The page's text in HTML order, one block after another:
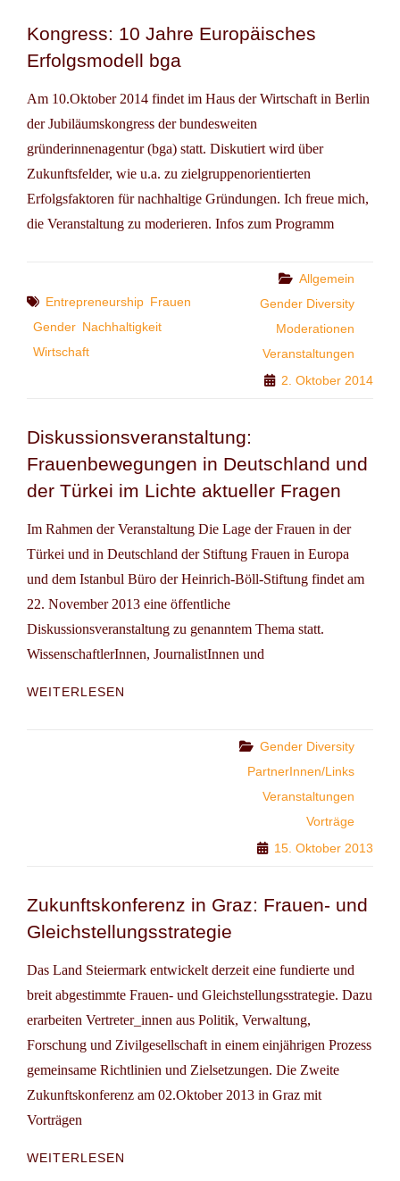
Kongress: 10 Jahre Europäisches
Erfolgsmodell bga
Am 10.Oktober 2014 findet im Haus der Wirtschaft in Berlin
der Jubiläumskongress der bundesweiten
gründerinnenagentur (bga) statt. Diskutiert wird über
Zukunftsfelder, wie u.a. zu zielgruppenorientierten
Erfolgsfaktoren für nachhaltige Gründungen. Ich freue mich,
die Veranstaltung zu moderieren. Infos zum Programm
Tags
Entrepreneurship Frauen
Gender Nachhaltigkeit
Wirtschaft
Categories
Allgemein
Gender Diversity
Moderationen
Veranstaltungen
2. Oktober 2014
Diskussionsveranstaltung:
Frauenbewegungen in Deutschland und
der Türkei im Lichte aktueller Fragen
Im Rahmen der Veranstaltung Die Lage der Frauen in der
Türkei und in Deutschland der Stiftung Frauen in Europa
und dem Istanbul Büro der Heinrich-Böll-Stiftung findet am
22. November 2013 eine öffentliche
Diskussionsveranstaltung zu genanntem Thema statt.
WissenschaftlerInnen, JournalistInnen und
WEITERLESEN
Categories
Gender Diversity
PartnerInnen/Links
Veranstaltungen
Vorträge
15. Oktober 2013
Zukunftskonferenz in Graz: Frauen- und
Gleichstellungsstrategie
Das Land Steiermark entwickelt derzeit eine fundierte und
breit abgestimmte Frauen- und Gleichstellungsstrategie. Dazu
erarbeiten Vertreter_innen aus Politik, Verwaltung,
Forschung und Zivilgesellschaft in einem einjährigen Prozess
gemeinsame Richtlinien und Zielsetzungen. Die Zweite
Zukunftskonferenz am 02.Oktober 2013 in Graz mit
Vorträgen
WEITERLESEN